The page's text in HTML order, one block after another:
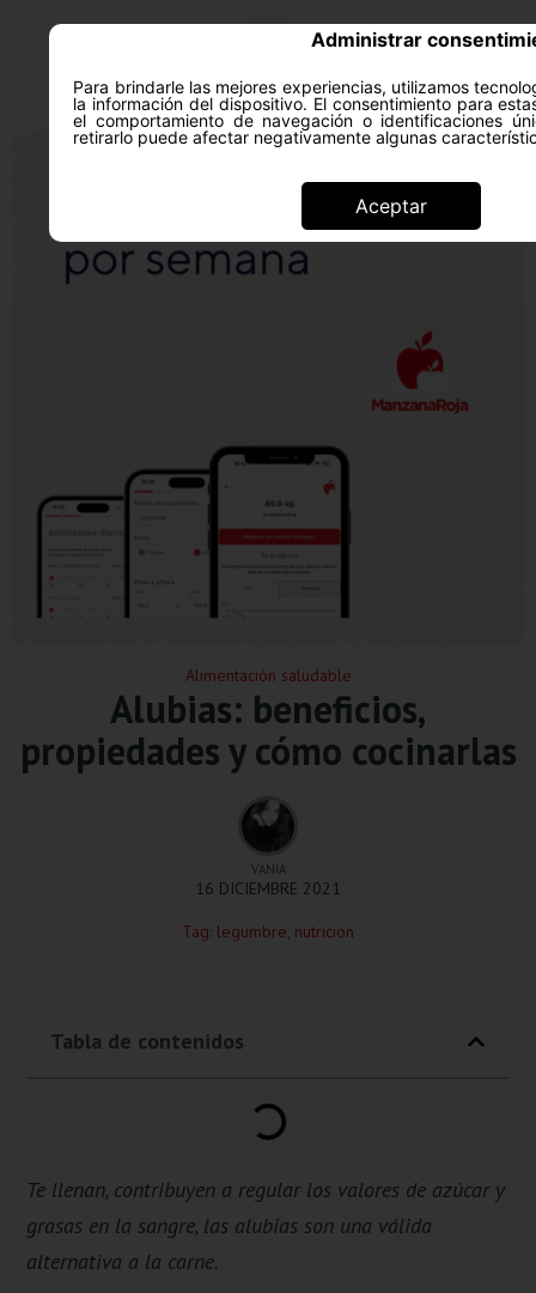
Administrar
Para brindarle las mejores experiencias, utilizamos
la información del dispositivo. El consentimiento para
el comportamiento de navegación o identificaciones
retirarlo puede afectar negativamente algunas
Aceptar
Alimentación saludable
Alubias: beneficios,
propiedades y cómo cocinarlas
VANIA
16 DICIEMBRE 2021
Tag: legumbre, nutricion
Tabla de contenidos
Te llenan, contribuyen a regular los valores de azúcar y
grasas en la sangre, las alubias son una válida
alternativa a la carne.